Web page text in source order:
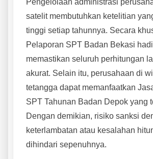
Pengelolaan administrasi
satelit membutuhkan ketelitian
tinggi setiap tahunnya. Secara
Pelaporan SPT Badan Bekasi
memastikan seluruh perhitungan
akurat. Selain itu, perusahaan di
tetangga dapat memanfaatkan
SPT Tahunan Badan Depok yang
Dengan demikian, risiko sanksi
keterlambatan atau kesalahan
dihindari sepenuhnya.